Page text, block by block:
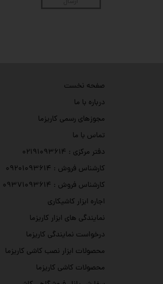
صفحه نخست
درباره با ما
مجوزهای رسمی کاریزما
تماس با ما
دفتر مرکزی : ۰۲۱۹۱۰۹۳۶۱۴
کارشناس فروش : ۰۹۲۰۱۰۹۳۶۱۴
کارشناس فروش : ۰۹۳۷۱۰۹۳۶۱۴
اجاره ابزار کاشیکاری
نمایندگی های ابزار کاریزما
درخواست نمایندگی کاریزما
محصولات ابزار نصب کاشی کاریزما
محصولات کاشی کاریزما